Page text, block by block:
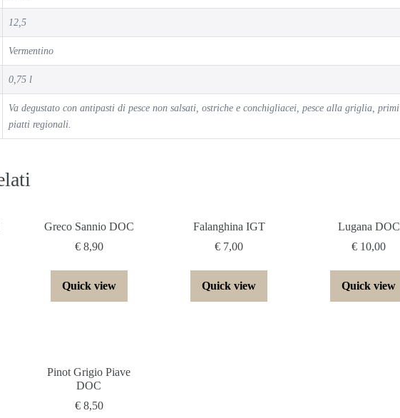
12,5
Vermentino
0,75 l
Va degustato con antipasti di pesce non salsati, ostriche e conchigliacei, pesce alla griglia, primi
piatti regionali.
Greco Sannio DOC
€8,90
Quick view
Falanghina IGT
€ 7,00
Quick view
Lugana DOC
€ 10,00
Quick view
Pinot Grigio Piave
DOC
€8,50